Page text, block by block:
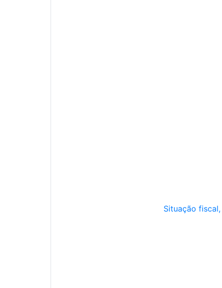
Situação